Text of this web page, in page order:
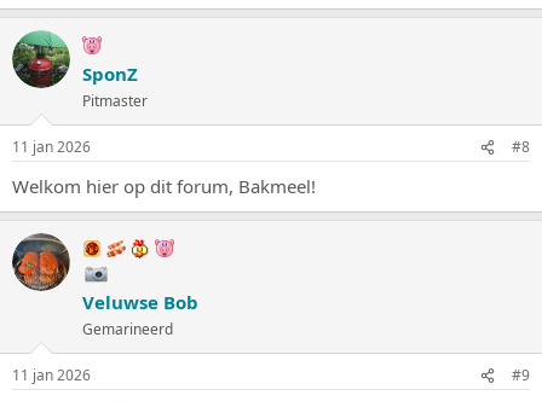
SponZ
Pitmaster
11 jan 2026 #8
Welkom hier op dit forum, Bakmeel!
Veluwse Bob
Gemarineerd
11 jan 2026 #9